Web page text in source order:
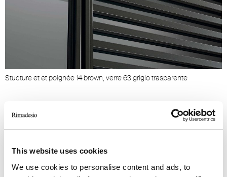
This website uses cookies
We use cookies to personalise content and ads, to
Stucture et et poignée 14 brown, verre 63 grigio trasparente